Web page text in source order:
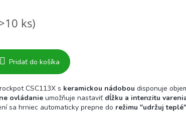
ks)
Pridať do košíka
CSC113X s keramickou nádobou disponuje
ovládanie umožňuje nastaviť dĺžku a intenzitu
sa hrniec automaticky prepne do režimu "udržuj teplé"